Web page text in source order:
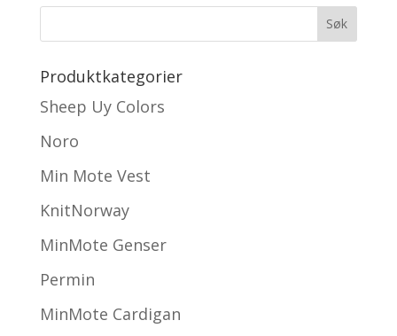
Produktkategorier
Sheep Uy Colors
Noro
Min Mote Vest
KnitNorway
MinMote Genser
Permin
MinMote Cardigan